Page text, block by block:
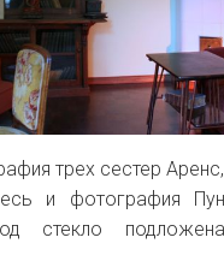
трех сестер
и фотография
стекло